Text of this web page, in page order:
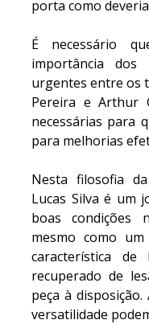
porta como
É necessário
importância dos
urgentes entre os
Pereira e Arthur
necessárias para
para melhorias
Nesta filosofia
Lucas Silva é um
boas condições
mesmo como um
característica de
recuperado de
peça à
versatilidade